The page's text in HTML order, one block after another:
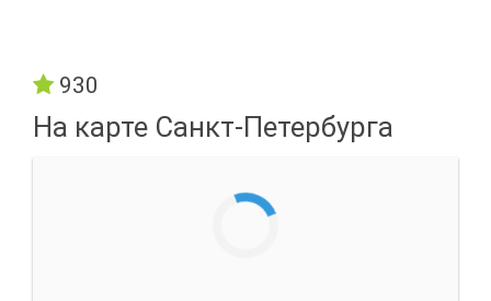
930
На карте Санкт-Петербурга